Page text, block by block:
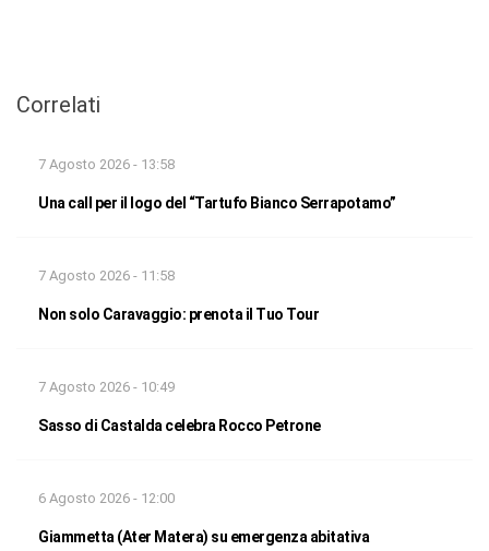
Correlati
7 Agosto 2026 - 13:58
Una call per il logo del “Tartufo Bianco Serrapotamo”
7 Agosto 2026 - 11:58
Non solo Caravaggio: prenota il Tuo Tour
7 Agosto 2026 - 10:49
Sasso di Castalda celebra Rocco Petrone
6 Agosto 2026 - 12:00
Giammetta (Ater Matera) su emergenza abitativa